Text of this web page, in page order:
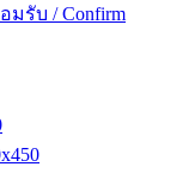
มรับ / Confirm